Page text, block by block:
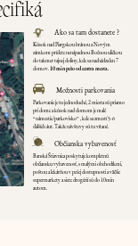
Ako sa tam dostanete ?
Kúsok nad Piargskou bránou a Novým
zámkom prídete nenápadnou Bočnou uličkou
do takmer tajnej doliny, kde sa nachádza len 7
domov.10 min pešo od centra mesta.
Možnosti parkovania
Parkovanie je tu jednoduché, 2 miesta sú priamo
pri dome a kúsok nad domom je malé
“námestie/parkovisko” , kde sa zmestí 5-6
ďalších áut. Takže návštevy sú tu vítané.
Občianska vybavenosť
Banská Štiavnica poskytuje kompletnú
občiansku vybavenosť, s malými obchodíkmi,
poštou a lekárňou v pešej dostupnosti a väčšie
supermarkety a siete drogérií sú do 10min
autom.